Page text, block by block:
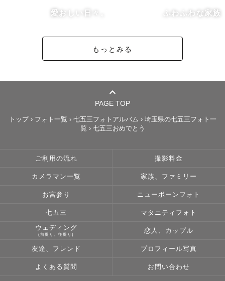
いろいろな性格の子がいると思いますので、その子のペー
わんちゃん猫ちゃんはもちろん、爬虫類や小動物などどん
なペットも大歓迎です！
▷アートニューボーンフォトについて
赤ちゃんファーストで安心・安全な撮影を心がけていま
衣装も貸し出しできます♪
撮影時間：2.5〜3時間程度（準備・片付け含む）
下記より2ポーズ撮影可能です。
＊おくるみ＋布背景
愛おしい日々。 ふわふわな家族
もっとみる
PAGE TOP
トップ› フォト一覧 › 七五三フォトアルバム › 埼玉県の七五三フォト一
覧 › 七五三おめでとう
ご利用の流れ 撮影料金
カメラマン一覧 家族、ファミリー
お宮参り ニューボーンフォト
七五三 マタニティフォト
ウェディング
(前撮り、後撮り)
恋人、カップル
友達、フレンド プロフィール写真
よくある質問 お問い合わせ